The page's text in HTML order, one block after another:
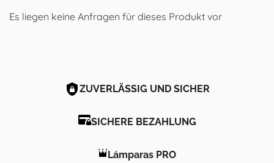
Es liegen keine Anfragen für dieses Produkt vor
ZUVERLÄSSIG UND SICHER
SICHERE BEZAHLUNG
Lámparas PRO